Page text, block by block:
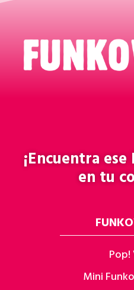
¡Encuentra ese
en tu
Pop!
Mini